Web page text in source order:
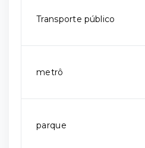
Transporte público
metrô
parque